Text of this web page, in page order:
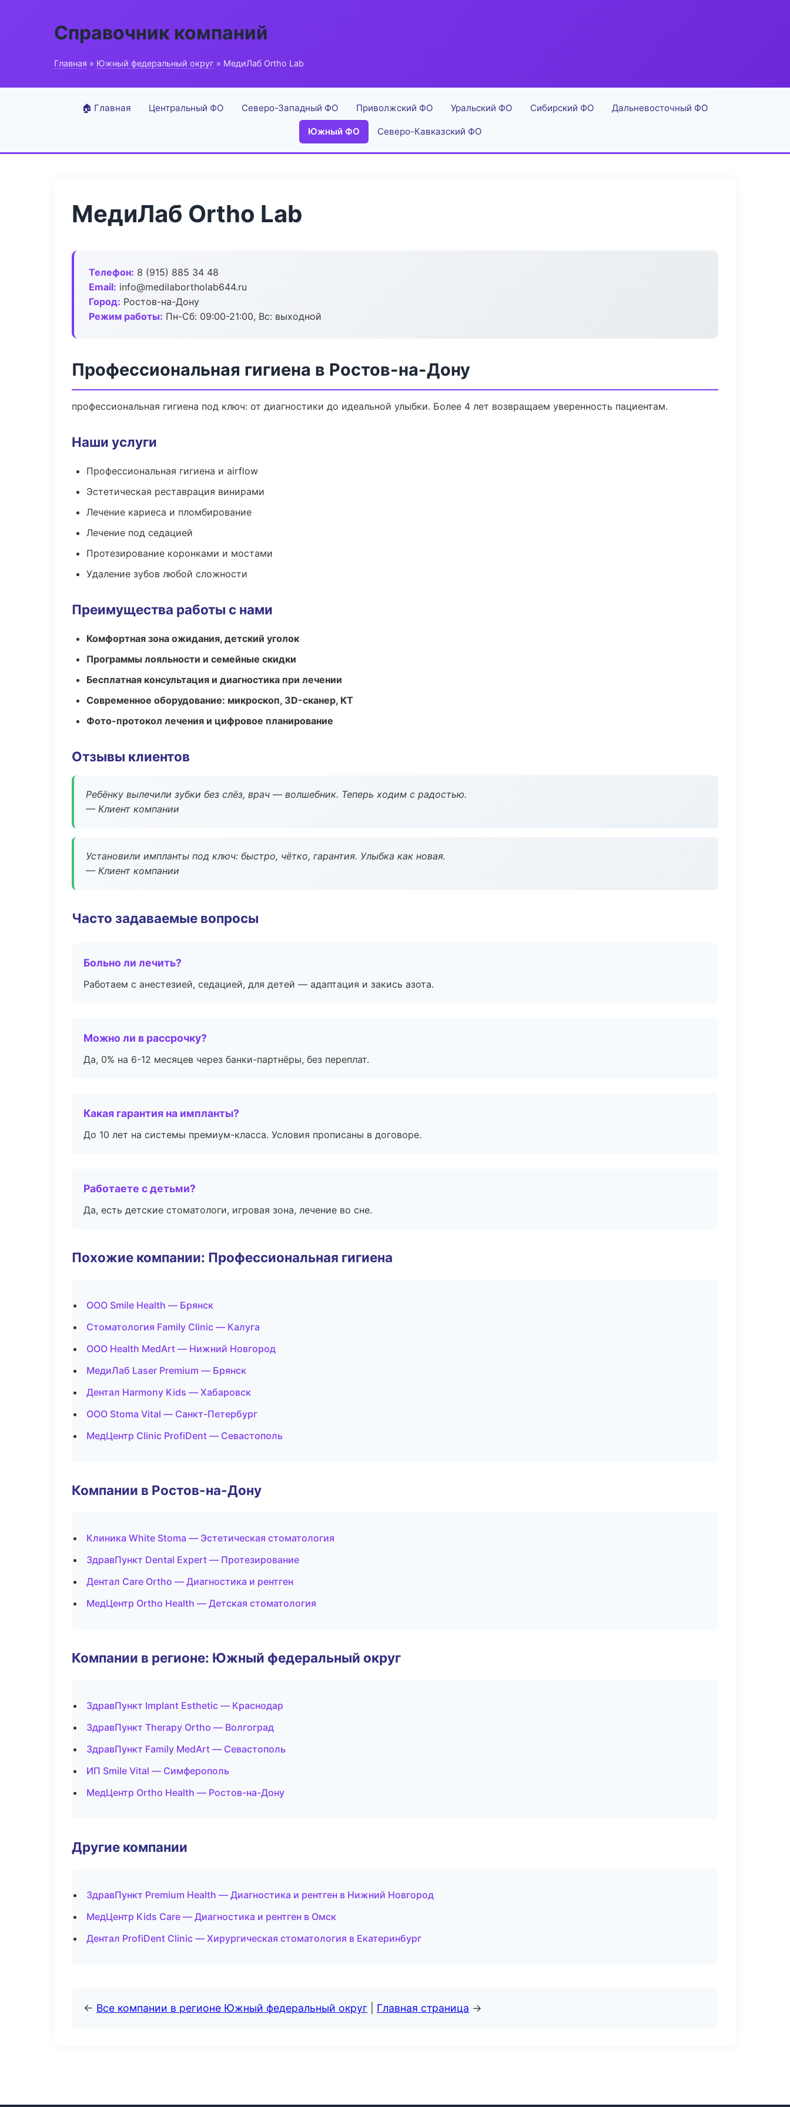
Справочник компаний
Главная » Южный федеральный округ » МедиЛаб Ortho Lab
🏠 Главная Центральный ФО Северо-Западный ФО Приволжский ФО Уральский ФО Сибирский ФО Дальневосточный ФО
Южный ФО Северо-Кавказский ФО
МедиЛаб Ortho Lab
Телефон: 8 (915) 885 34 48
Email: info@medilabortholab644.ru
Город: Ростов-на-Дону
Режим работы: Пн-Сб: 09:00-21:00, Вс: выходной
Профессиональная гигиена в Ростов-на-Дону
профессиональная гигиена под ключ: от диагностики до идеальной улыбки. Более 4 лет возвращаем уверенность пациентам.
Наши услуги
Профессиональная гигиена и airflow
Эстетическая реставрация винирами
Лечение кариеса и пломбирование
Лечение под седацией
Протезирование коронками и мостами
Удаление зубов любой сложности
Преимущества работы с нами
Комфортная зона ожидания, детский уголок
Программы лояльности и семейные скидки
Бесплатная консультация и диагностика при лечении
Современное оборудование: микроскоп, 3D-сканер, КТ
Фото-протокол лечения и цифровое планирование
Отзывы клиентов
Ребёнку вылечили зубки без слёз, врач — волшебник. Теперь ходим с радостью.
— Клиент компании
Установили импланты под ключ: быстро, чётко, гарантия. Улыбка как новая.
— Клиент компании
Часто задаваемые вопросы
Больно ли лечить?
Работаем с анестезией, седацией, для детей — адаптация и закись азота.
Можно ли в рассрочку?
Да, 0% на 6-12 месяцев через банки-партнёры, без переплат.
Какая гарантия на импланты?
До 10 лет на системы премиум-класса. Условия прописаны в договоре.
Работаете с детьми?
Да, есть детские стоматологи, игровая зона, лечение во сне.
Похожие компании: Профессиональная гигиена
ООО Smile Health — Брянск
Стоматология Family Clinic — Калуга
ООО Health MedArt — Нижний Новгород
МедиЛаб Laser Premium — Брянск
Дентал Harmony Kids — Хабаровск
ООО Stoma Vital — Санкт-Петербург
МедЦентр Clinic ProfiDent — Севастополь
Компании в Ростов-на-Дону
Клиника White Stoma — Эстетическая стоматология
ЗдравПункт Dental Expert — Протезирование
Дентал Care Ortho — Диагностика и рентген
МедЦентр Ortho Health — Детская стоматология
Компании в регионе: Южный федеральный округ
ЗдравПункт Implant Esthetic — Краснодар
ЗдравПункт Therapy Ortho — Волгоград
ЗдравПункт Family MedArt — Севастополь
ИП Smile Vital — Симферополь
МедЦентр Ortho Health — Ростов-на-Дону
Другие компании
ЗдравПункт Premium Health — Диагностика и рентген в Нижний Новгород
МедЦентр Kids Care — Диагностика и рентген в Омск
Дентал ProfiDent Clinic — Хирургическая стоматология в Екатеринбург
← Все компании в регионе Южный федеральный округ Главная страница →